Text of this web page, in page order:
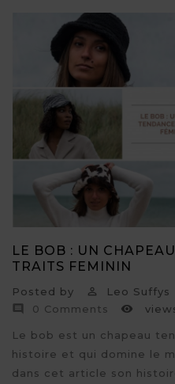
LE BOB : UN
TRAITS FEMININ
Posted by  Leo Suffys

0 Comments 
Le bob est un chapeau
histoire et qui domine le
dans cet article son